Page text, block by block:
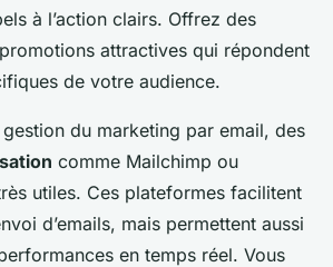
à l’action clairs. Offrez des
attractives qui répondent
de votre audience.
du marketing par email, des
comme Mailchimp ou
utiles. Ces plateformes facilitent
d’emails, mais permettent aussi
en temps réel. Vous